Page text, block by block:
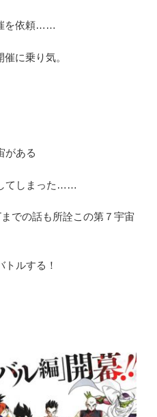
を依頼……
に乗り気。
がある
てしまった……
での話も所詮この第７宇宙
ルする！